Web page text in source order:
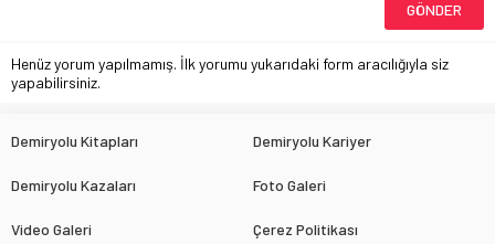
Henüz yorum yapılmamış. İlk yorumu yukarıdaki form aracılığıyla siz
yapabilirsiniz.
Demiryolu Kitapları Demiryolu Kariyer
Demiryolu Kazaları Foto Galeri
Video Galeri Çerez Politikası